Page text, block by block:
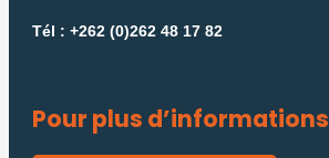
Tél : +262 (0)262 48 17 82
Pour plus d’informations